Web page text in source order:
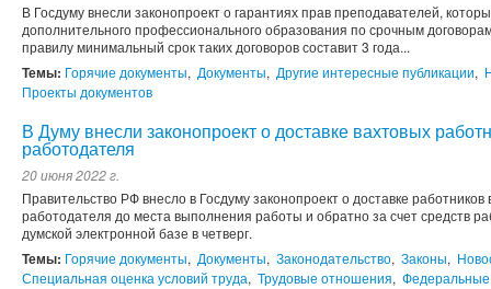
В Госдуму внесли законопроект о гарантиях прав преподавателей,
дополнительного профессионального образования по срочным
правилу минимальный срок таких договоров составит 3 года...
Темы: Горячие документы, Документы, Другие интересные публикации,
Проекты документов
В Думу внесли законопроект о доставке вахтовых
работодателя
20 июня 2022 г.
Правительство РФ внесло в Госдуму законопроект о доставке
работодателя до места выполнения работы и обратно за счет средств
думской электронной базе в четверг.
Темы: Горячие документы, Документы, Законодательство, Законы,
Специальная оценка условий труда, Трудовые отношения,